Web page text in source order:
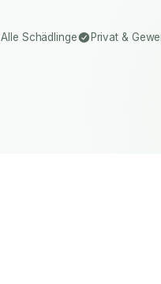
Alle Schädlinge Privat &